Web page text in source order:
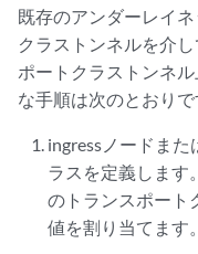
既存のアンダーレイ
クラストンネルを介
ポートクラストンネ
な手順は次のとおりで
ingressノードまた
ラスを定義します
のトランスポート
値を割り当てます。